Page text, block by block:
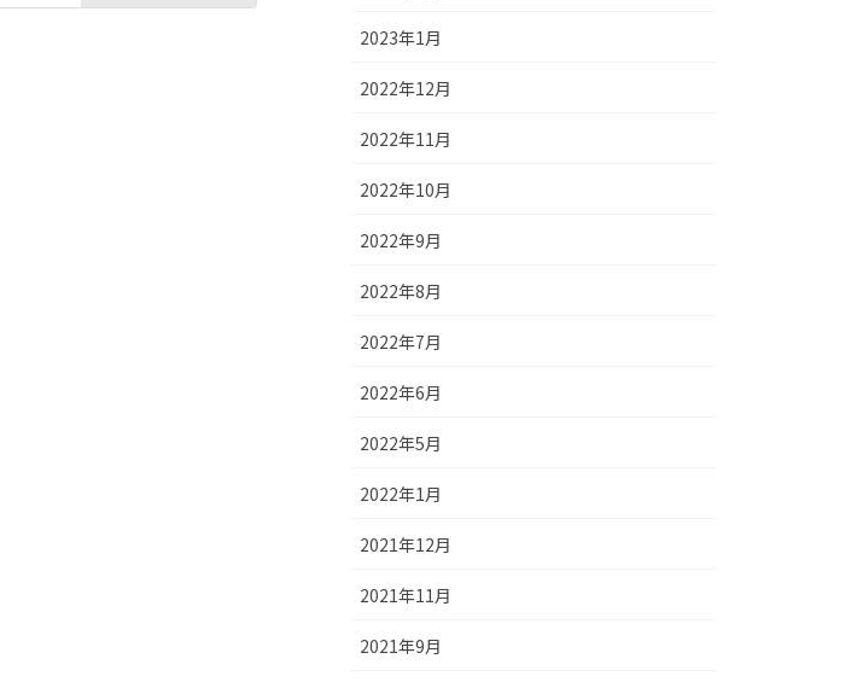
2023年1月
2022年12月
2022年11月
2022年10月
2022年9月
2022年8月
2022年7月
2022年6月
2022年5月
2022年1月
2021年12月
2021年11月
2021年9月